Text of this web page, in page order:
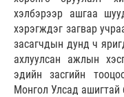
хэлбэрээр ашгаа
хэрэгждэг загвар
засагчдын дунд ч
ахлуулсан ажлын
эдийн засгийн
Монгол Улсад ашигтай